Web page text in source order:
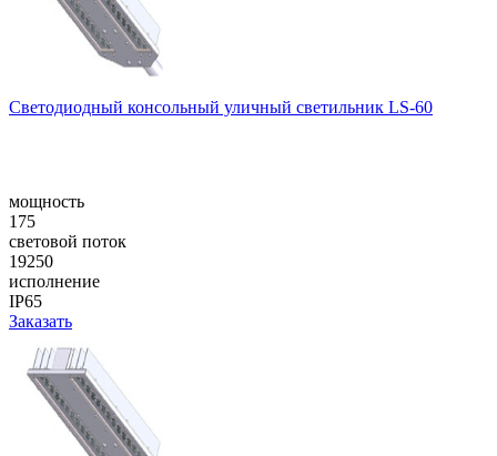
Cветодиодный консольный уличный cветильник LS-60
мощность
175
световой поток
19250
исполнение
IP65
Заказать